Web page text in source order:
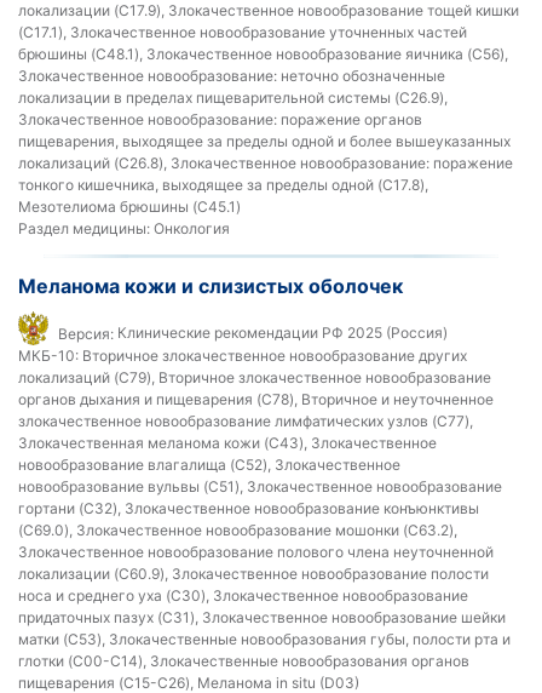
локализации (C17.9), Злокачественное новообразование тощей кишки
(C17.1), Злокачественное новообразование уточненных частей
брюшины (C48.1), Злокачественное новообразование яичника (C56),
Злокачественное новообразование: неточно обозначенные
локализации в пределах пищеварительной системы (C26.9),
Злокачественное новообразование: поражение органов
пищеварения, выходящее за пределы одной и более вышеуказанных
локализаций (C26.8), Злокачественное новообразование: поражение
тонкого кишечника, выходящее за пределы одной (C17.8),
Мезотелиома брюшины (C45.1)
Раздел медицины: Онкология
Меланома кожи и слизистых оболочек
Версия: Клинические рекомендации РФ 2025 (Россия)
МКБ-10: Вторичное злокачественное новообразование других
локализаций (C79), Вторичное злокачественное новообразование
органов дыхания и пищеварения (C78), Вторичное и неуточненное
злокачественное новообразование лимфатических узлов (C77),
Злокачественная меланома кожи (C43), Злокачественное
новообразование влагалища (C52), Злокачественное
новообразование вульвы (C51), Злокачественное новообразование
гортани (C32), Злокачественное новообразование конъюнктивы
(C69.0), Злокачественное новообразование мошонки (C63.2),
Злокачественное новообразование полового члена неуточненной
локализации (C60.9), Злокачественное новообразование полости
носа и среднего уха (C30), Злокачественное новообразование
придаточных пазух (C31), Злокачественное новообразование шейки
матки (C53), Злокачественные новообразования губы, полости рта и
глотки (C00-C14), Злокачественные новообразования органов
пищеварения (C15-C26), Меланома in situ (D03)